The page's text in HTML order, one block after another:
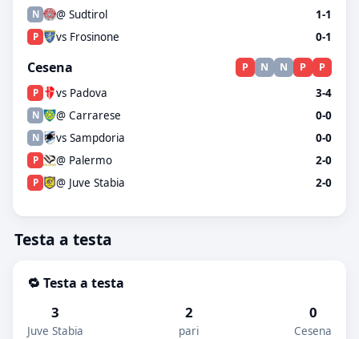
N @ Sudtirol 1-1
P vs Frosinone 0-1
Cesena P N N P P
P vs Padova 3-4
N @ Carrarese 0-0
N vs Sampdoria 0-0
P @ Palermo 2-0
P @ Juve Stabia 2-0
Testa a testa
🔁 Testa a testa
3
Juve Stabia
2
pari
0
Cesena